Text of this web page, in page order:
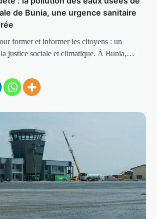
de Bunia, une urgence sanitaire
former et informer les citoyens : un
la justice sociale et climatique. À Bunia,…